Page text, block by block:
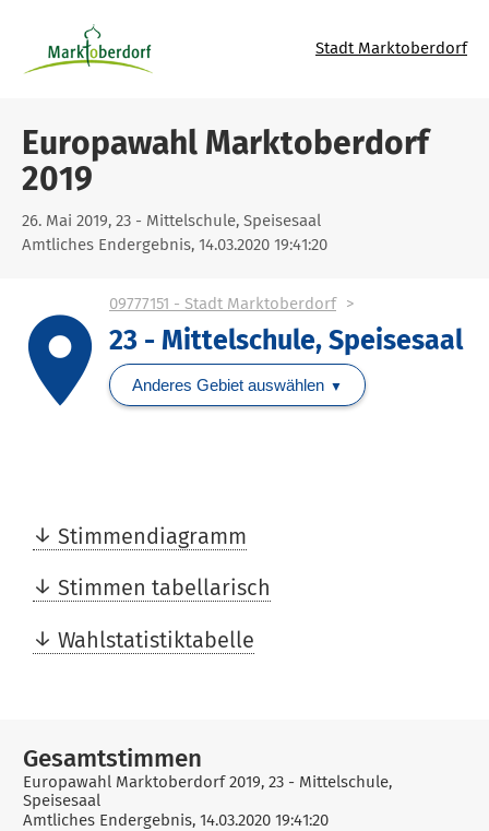
Stadt Marktoberdorf
Europawahl Marktoberdorf
2019
26. Mai 2019, 23 - Mittelschule, Speisesaal
Amtliches Endergebnis, 14.03.2020 19:41:20
place
09777151 - Stadt Marktoberdorf
23 - Mittelschule, Speisesaal
Anderes Gebiet auswählen
Stimmendiagramm
Stimmen tabellarisch
Wahlstatistiktabelle
Gesamtstimmen
Europawahl Marktoberdorf 2019, 23 - Mittelschule,
Speisesaal
Amtliches Endergebnis, 14.03.2020 19:41:20